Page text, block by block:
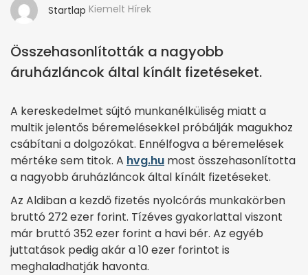
Startlap Kiemelt Hírek
Összehasonlították a nagyobb
áruházláncok által kínált fizetéseket.
A kereskedelmet sújtó munkanélküliség miatt a
multik jelentős béremelésekkel próbálják magukhoz
csábítani a dolgozókat. Ennélfogva a béremelések
mértéke sem titok. A hvg.hu most összehasonlította
a nagyobb áruházláncok által kínált fizetéseket.
Az Aldiban a kezdő fizetés nyolcórás munkakörben
bruttó 272 ezer forint. Tízéves gyakorlattal viszont
már bruttó 352 ezer forint a havi bér. Az egyéb
juttatások pedig akár a 10 ezer forintot is
meghaladhatják havonta.